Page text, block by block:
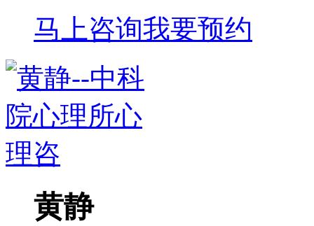
马上咨询我要预约
黄静